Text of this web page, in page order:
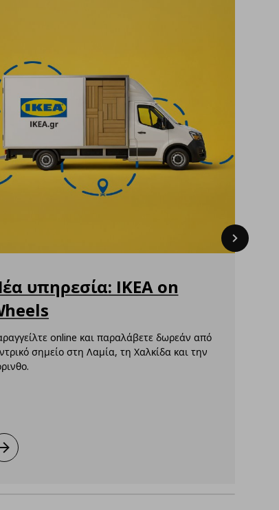
υπηρεσία: IKEA on
online και παραλάβετε δωρεάν από
σημείο στη Λαμία, τη Χαλκίδα και την
Νέα υπηρεσία: IKEA on Wheels
Μάθετε περισσότερα
Next